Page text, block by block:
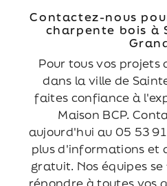
Contactez-nous
charpente bois à
Pour tous vos projets
dans la ville de
faites confiance à
Maison BCP.
aujourd'hui au 05 53
plus d'informations et
gratuit. Nos équipes